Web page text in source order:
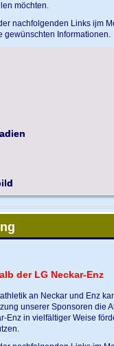
möchten.
nachfolgenden Links ijm
gewünschten Informationen.
der LG Neckar-Enz
an Neckar und Enz
unserer Sponsoren die
Enz in vielfältiger Weise